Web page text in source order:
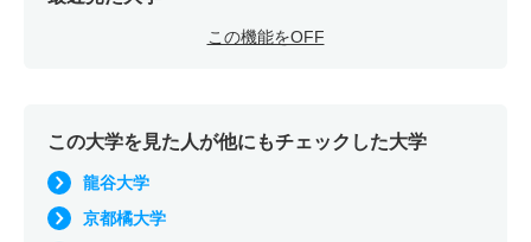
この機能をOFF
この大学を見た人が他にもチェックした大学
龍谷大学
京都橘大学